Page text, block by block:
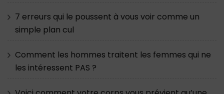
7 erreurs qui le poussent à vous voir comme un
simple plan cul
Comment les hommes traitent les femmes qui ne
les intéressent PAS ?